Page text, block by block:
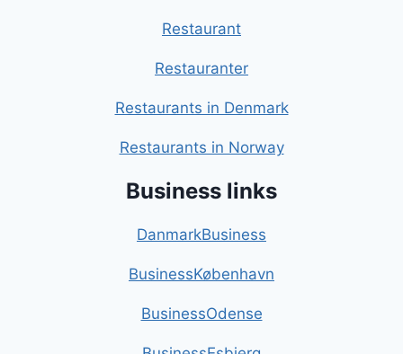
Restaurant
Restauranter
Restaurants in Denmark
Restaurants in Norway
Business links
DanmarkBusiness
BusinessKøbenhavn
BusinessOdense